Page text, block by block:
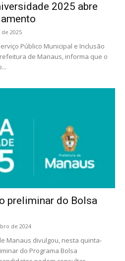
2025 abre
2025
Público Municipal e Inclusão
de Manaus, informa que o
preliminar do Bolsa
de 2024
Manaus divulgou, nesta quinta-
do Programa Bolsa